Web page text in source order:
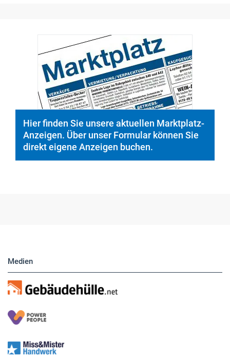
Hier finden Sie unsere aktuellen Marktplatz-
Anzeigen. Über unser Formular können Sie
direkt eigene Anzeigen buchen.
Medien